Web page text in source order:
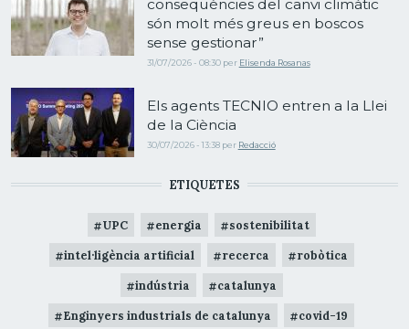
conseqüències del canvi climàtic
són molt més greus en boscos
sense gestionar”
31/07/2026 - 08:30 per Elisenda Rosanas
Els agents TECNIO entren a la Llei
de la Ciència
30/07/2026 - 13:38 per Redacció
ETIQUETES
UPC energia sostenibilitat
intel·ligència artificial recerca robòtica
indústria catalunya
Enginyers industrials de catalunya covid-19